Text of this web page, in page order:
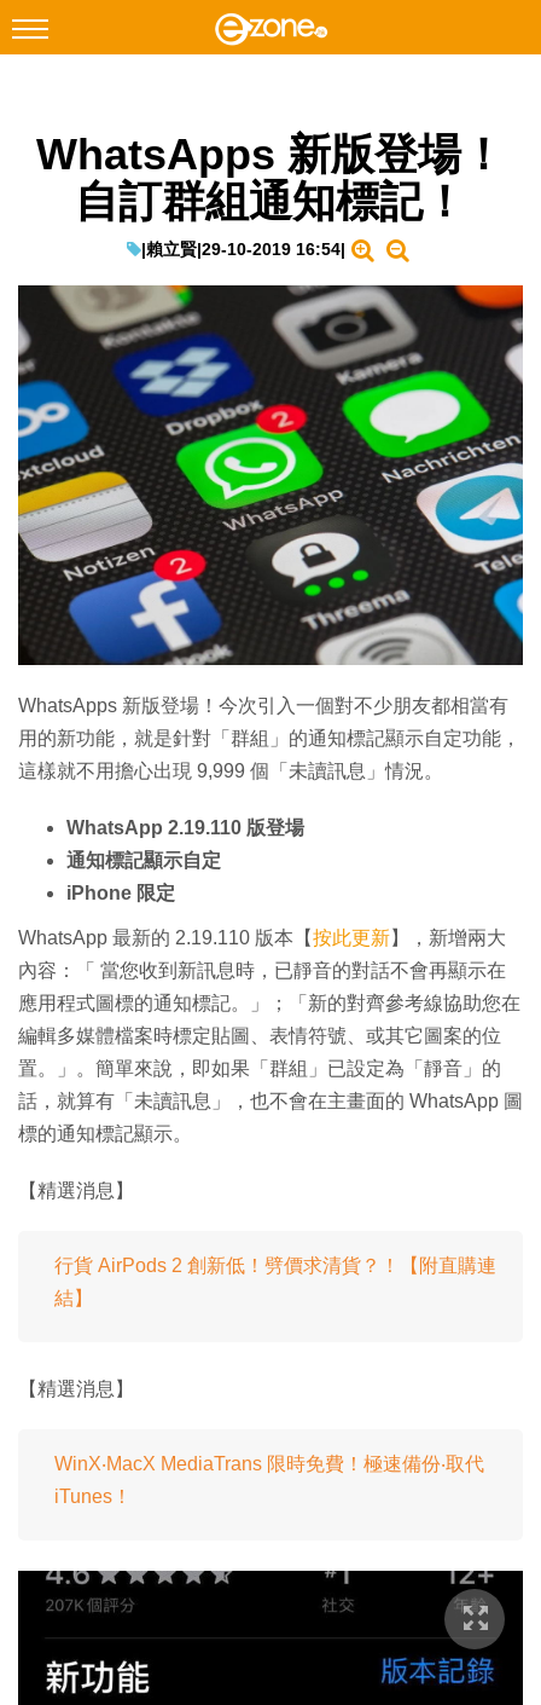
Facebook Instagram
科技焦點
遊戲動漫
教學評測
EduTech
IT Times
生成式AI與雲端應用
Enterprise Digital Transformation
特集
WhatsApps 新版登場！
自訂群組通知標記！
|賴立賢|29-10-2019 16:54|
WhatsApps 新版登場！今次引入一個對不少朋友都相當有
用的新功能，就是針對「群組」的通知標記顯示自定功能，
這樣就不用擔心出現 9,999 個「未讀訊息」情況。
WhatsApp 2.19.110 版登場
通知標記顯示自定
iPhone 限定
WhatsApp 最新的 2.19.110 版本【按此更新】，新增兩大
內容：「 當您收到新訊息時，已靜音的對話不會再顯示在
應用程式圖標的通知標記。」；「新的對齊參考線協助您在
編輯多媒體檔案時標定貼圖、表情符號、或其它圖案的位
置。」。簡單來說，即如果「群組」已設定為「靜音」的
話，就算有「未讀訊息」，也不會在主畫面的 WhatsApp 圖
標的通知標記顯示。
【精選消息】
行貨 AirPods 2 創新低！劈價求清貨？！【附直購連
結】
【精選消息】
WinX‧MacX MediaTrans 限時免費！極速備份‧取代
iTunes！